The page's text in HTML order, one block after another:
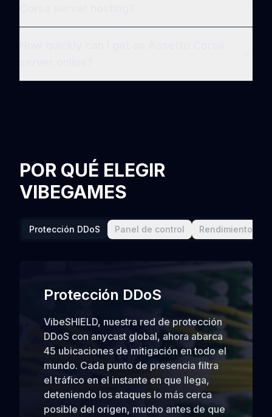
POR QUÉ ELEGIR
VIBEGAMES
Protección DDoS Panel de control Rendimiento
Protección DDoS
VibeSHIELD, nuestra red de protección
DDoS con anycast global, ahora abarca
45 ubicaciones de mitigación en todo el
mundo. Cada punto de presencia filtra
el tráfico en el instante en que llega,
deteniendo los ataques lo más cerca
posible del origen, mucho antes de que